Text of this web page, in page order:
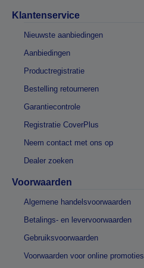
Klantenservice
Nieuwste aanbiedingen
Aanbiedingen
Productregistratie
Bestelling retourneren
Garantiecontrole
Registratie CoverPlus
Neem contact met ons op
Dealer zoeken
Voorwaarden
Algemene handelsvoorwaarden
Betalings- en levervoorwaarden
Gebruiksvoorwaarden
Voorwaarden voor online promoties